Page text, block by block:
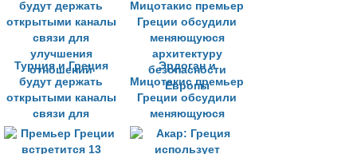
островами
Турция и Греция
будут держать
открытыми каналы
связи для
улучшения
отношений
Эрдоган и
Мицотакис премьер
Греции обсудили
меняющуюся
архитектуру
безопасности